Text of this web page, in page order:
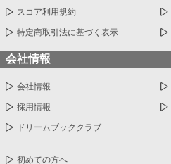
スコア利用規約
特定商取引法に基づく表示
会社情報
会社情報
採用情報
ドリームブッククラブ
初めての方へ